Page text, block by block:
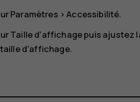
Paramètres >Accessibilité.
Taille d'affichagepuis ajustez
d'affichage.